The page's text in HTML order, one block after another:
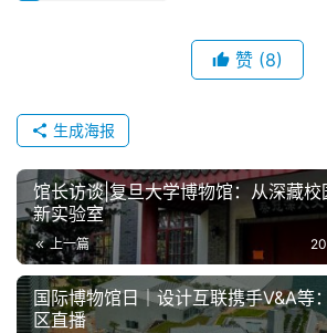
赞 (8)
生成海报
馆长访谈|复旦大学博物馆：从深藏校
新实验室
上一篇
国际博物馆日｜设计互联携手V&A等
区直播